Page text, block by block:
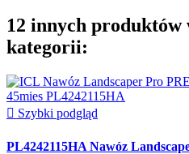
12 innych produktów
kategorii:
 Szybki podgląd
PL4242115HA Nawóz